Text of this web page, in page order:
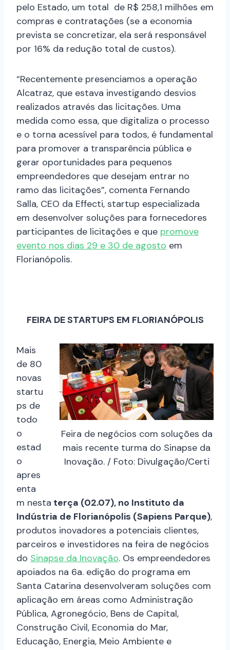
pelo Estado, um total de R$ 258,1 milhões em
compras e contratações (se a economia
prevista se concretizar, ela será responsável
por 16% da redução total de custos).
“Recentemente presenciamos a operação
Alcatraz, que estava investigando desvios
realizados através das licitações. Uma
medida como essa, que digitaliza o processo
e o torna acessível para todos, é fundamental
para promover a transparência pública e
gerar oportunidades para pequenos
empreendedores que desejam entrar no
ramo das licitações”, comenta Fernando
Salla, CEO da Effecti, startup especializada
em desenvolver soluções para fornecedores
participantes de licitações e que promove
evento nos dias 29 e 30 de agosto em
Florianópolis.
FEIRA DE STARTUPS EM FLORIANÓPOLIS
Feira de negócios com soluções da
mais recente turma do Sinapse da
Inovação. / Foto: Divulgação/Certi
Mais
de 80
novas
startu
ps de
todo
o
estad
o
apres
enta
m nesta terça (02.07), no Instituto da
Indústria de Florianópolis (Sapiens Parque),
produtos inovadores a potenciais clientes,
parceiros e investidores na feira de negócios
do Sinapse da Inovação. Os empreendedores
apoiados na 6a. edição do programa em
Santa Catarina desenvolveram soluções com
aplicação em áreas como Administração
Pública, Agronegócio, Bens de Capital,
Construção Civil, Economia do Mar,
Educação, Energia, Meio Ambiente e